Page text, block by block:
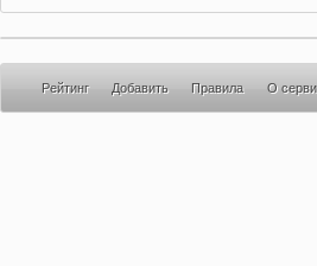
Рейтинг Добавить Правила О